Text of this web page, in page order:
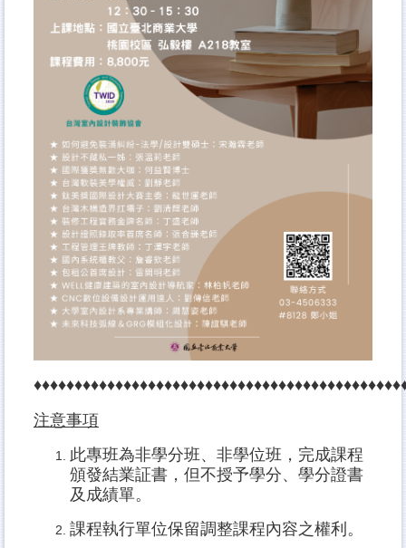
注意事項
此專班為非學分班、非學位班，完成課程
頒發結業証書，但不授予學分、學分證書
及成績單。
課程執行單位保留調整課程內容之權利。